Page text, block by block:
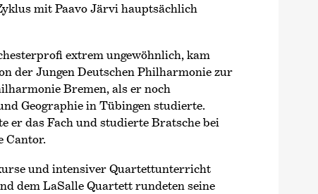
mit Paavo Järvi hauptsächlich
extrem ungewöhnlich, kam
der Jungen Deutschen Philharmonie zur
Bremen, als er noch
Geographie in Tübingen studierte.
er das Fach und studierte Bratsche bei
Cantor.
und intensiver Quartettunterricht
dem LaSalle Quartett rundeten seine